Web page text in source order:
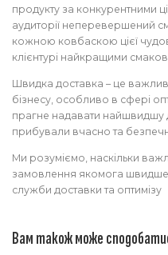
продукту за конкурентними
аудиторії неперевершений
кожною ковбаскою цієї
клієнтурі найкращими
Швидка доставка – це
бізнесу, особливо в сфері
прагне надавати найшвидшу
прибували вчасно та
Ми розуміємо, наскільки
замовлення якомога
служби доставки та оптимізу
Вам також може